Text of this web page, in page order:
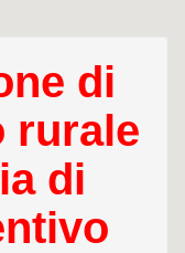
di
rurale
di